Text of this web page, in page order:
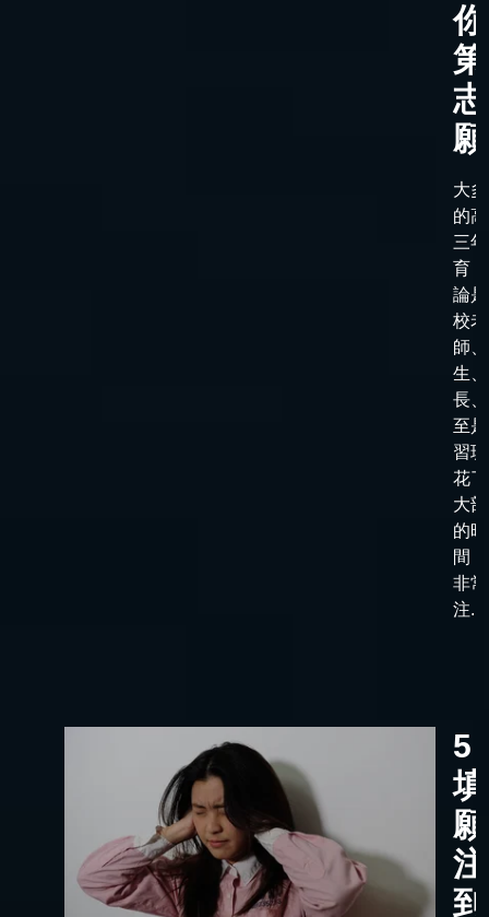
志
大
的
三
育
論
校老
師
生
長
至
習
花
大
的時
間
非
注...
5